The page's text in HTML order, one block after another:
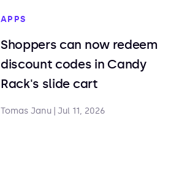
APPS
Shoppers can now redeem
discount codes in Candy
Rack's slide cart
Tomas Janu Jul 11, 2026